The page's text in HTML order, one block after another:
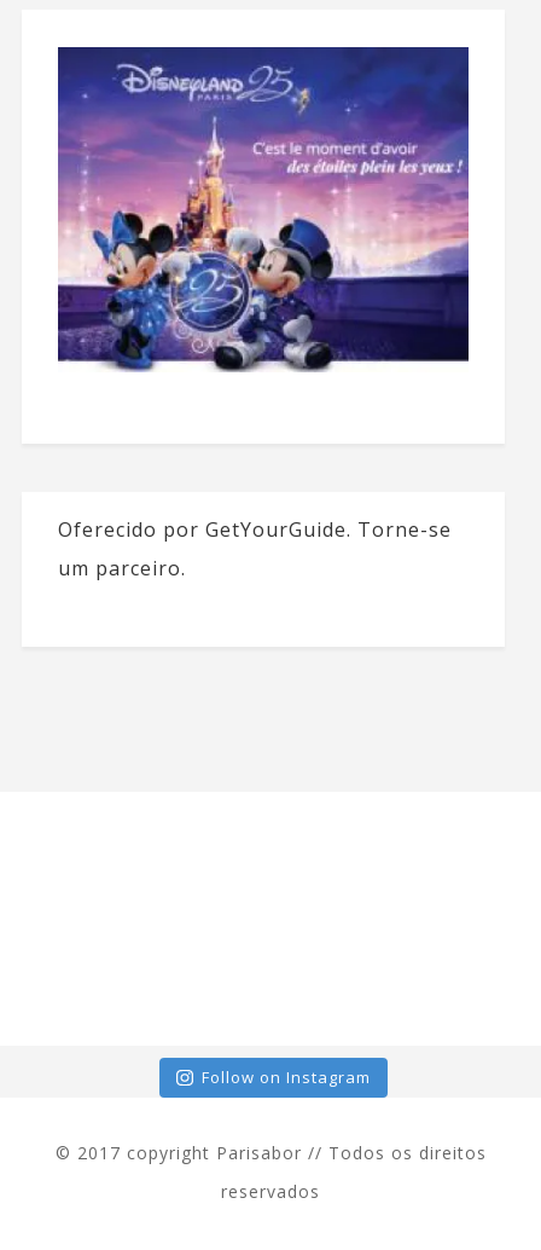
Oferecido por GetYourGuide. Torne-se
um parceiro.
Follow on Instagram
© 2017 copyright Parisabor // Todos os direitos
reservados